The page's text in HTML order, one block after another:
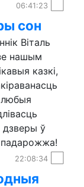
06:41:23
сон
Віталь
нашым
казкі,
любыя
ў
падарожжа!
22:08:34